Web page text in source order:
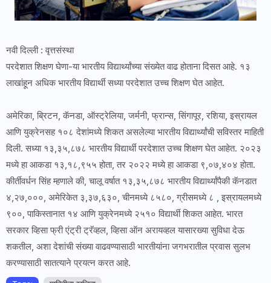
नवी दिल्ली : वृत्तसंस्था
परदेशात शिक्षण घेणा-या भारतीय विद्यार्थ्यांच्या संख्येत वाढ होताना दिसत आहे. १३
लाखांहून अधिक भारतीय विद्यार्थी सध्या परदेशात उच्च शिक्षण घेत आहेत.
अमेरिका, ब्रिटन, कॅनडा, ऑस्ट्रेलिया, जर्मनी, फ्रान्स, सिंगापूर, रशिया, इस्रायल
आणि युक्रेनसह १०८ देशांमध्ये शिकत असलेल्या भारतीय विद्यार्थ्यांची सविस्तर माहिती
दिली. सध्या १३,३५,८७८ भारतीय विद्यार्थी परदेशात उच्च शिक्षण घेत आहेत. २०२३
मध्ये हा आकडा १३,१८,९५५ होता, तर २०२२ मध्ये हा आकडा ९,०७,४०४ होता.
कीर्तीवर्धन सिंह म्हणाले की, चालू वर्षात १३,३५,८७८ भारतीय विद्यार्थ्यांपैकी कॅनडात
४,२७,०००, अमेरिकेत ३,३७,६३०, चीनमध्ये ८५८०, ग्रीसमध्ये ८ , इस्रायलमध्ये
९००, पाकिस्तानात १४ आणि युक्रेनमध्ये २५१० विद्यार्थी शिकत आहेत. भारत
सरकार व्हिसा फ्री एंट्री ट्रॅव्हल, व्हिसा ऑन अरायव्हल यासारख्या सुविधा देऊ
शकतील, अशा देशांची संख्या वाढवण्यासाठी भारतीयांना जगभरातील प्रवास सुलभ
करण्यासाठी सातत्याने प्रयत्न करत आहे.